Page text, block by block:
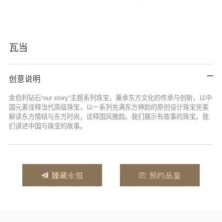
瓦当
创意说明
金伯利钻石“our story”主题系列珠宝，秉承东方文化的传承与创新，以中
国元素诠释当代高级珠宝，以一系列充满东方神韵的原创设计珠宝完美
解读东方情结与东方时尚，诠释国风雅韵。我们展示有故事的珠宝。我
们讲述中国与珠宝的故事。
臻藏永恒 预约品鉴